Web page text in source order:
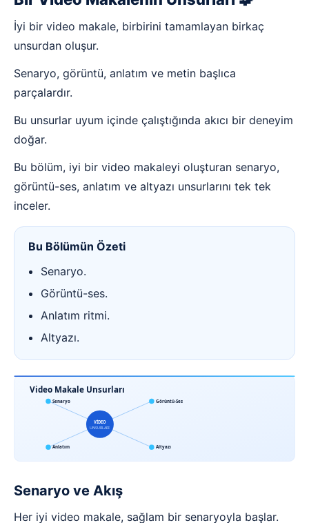
İyi bir video makale, birbirini tamamlayan birkaç
unsurdan oluşur.
Senaryo, görüntü, anlatım ve metin başlıca
parçalardır.
Bu unsurlar uyum içinde çalıştığında akıcı bir deneyim
doğar.
Bu bölüm, iyi bir video makaleyi oluşturan senaryo,
görüntü-ses, anlatım ve altyazı unsurlarını tek tek
inceler.
Bu Bölümün Özeti
Senaryo.
Görüntü-ses.
Anlatım ritmi.
Altyazı.
Video Makale Unsurları
VİDEO
UNSURLARI
Senaryo Görüntü-Ses
Anlatım Altyazı
Senaryo ve Akış
Her iyi video makale, sağlam bir senaryoyla başlar.